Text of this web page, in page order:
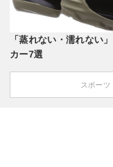
「蒸れない・濡れない
カー7選
スポーツ